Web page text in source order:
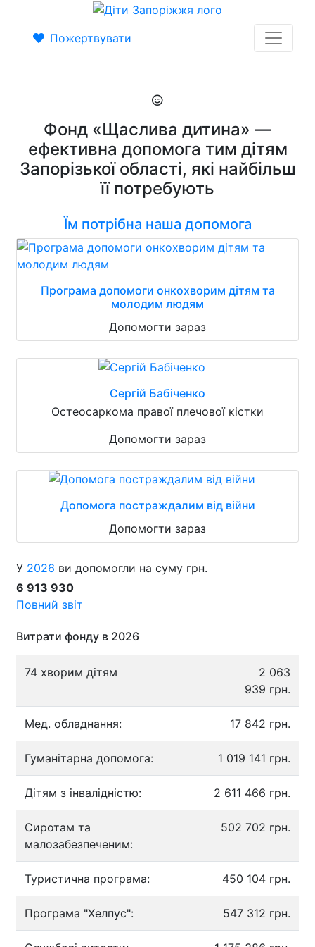
Пожертвувати
Фонд «Щаслива дитина» —
ефективна допомога тим дітям
Запорізької області, які найбільш
її потребують
Їм потрібна наша допомога
Програма допомоги онкохворим дітям та
молодим людям
Допомогти зараз
Сергій Бабіченко
Остеосаркома правої плечової кістки
Допомогти зараз
Допомога постраждалим від війни
Допомогти зараз
У 2026 ви допомогли на суму грн.
6 913 930
Повний звіт
Витрати фонду в 2026
74 хворим дітям
2 063
939 грн.
Мед. обладнання: 17 842 грн.
Гуманітарна допомога: 1 019 141 грн.
Дітям з інвалідністю: 2 611 466 грн.
Сиротам та
малозабезпеченим:
502 702 грн.
Туристична програма: 450 104 грн.
Програма "Хелпус": 547 312 грн.